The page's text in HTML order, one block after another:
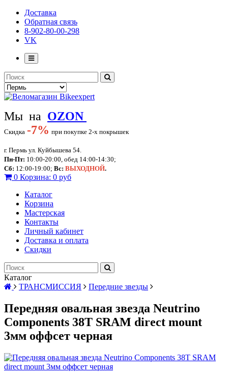
Доставка
Обратная связь
8-902-80-00-298
VK
Мы на OZON
Скидка -7% при покупке 2-х покрышек
г. Пермь ул. Куйбышева 54.
Пн-Пт: 10:00-20:00, обед 14:00-14:30;
Сб: 12:00-19:00; Вс: ВЫХОДНОЙ.
0 Корзина: 0 руб
Каталог
Корзина
Мастерская
Контакты
Личный кабинет
Доставка и оплата
Скидки
Каталог
ТРАНСМИССИЯ
Передние звезды
Передняя овальная звезда Neutrino
Components 38T SRAM direct mount
3мм оффсет черная